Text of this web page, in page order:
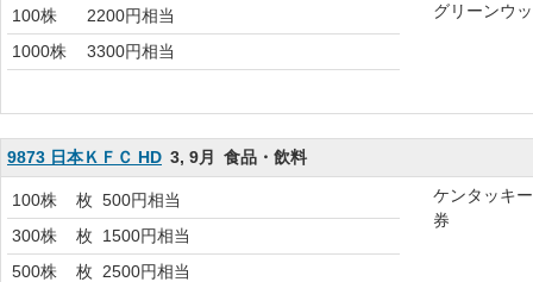
100株
2200円相当
1000株
3300円相当
グリーンウ
9873 日本ＫＦＣ HD 3, 9月 食品・飲料
100株 枚 500円相当
300株
枚
1500円相当
500株
枚
2500円相当
ケンタッキ
券